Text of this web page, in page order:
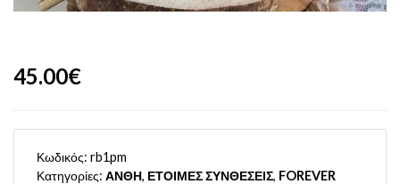
45.00€
Κωδικός: rb1pm
Κατηγορίες: ΑΝΘΗ, ΕΤΟΙΜΕΣ ΣΥΝΘΕΣΕΙΣ, FOREVER